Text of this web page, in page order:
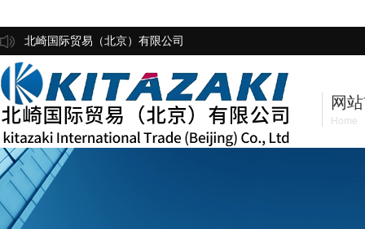
北崎国际贸易（北京）有限公司
网
Home